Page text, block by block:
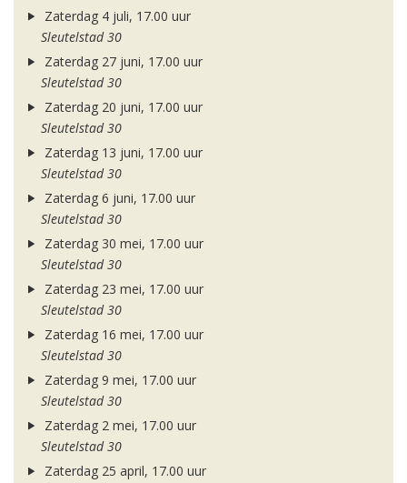
Zaterdag 4 juli, 17.00 uur
Sleutelstad 30
Zaterdag 27 juni, 17.00 uur
Sleutelstad 30
Zaterdag 20 juni, 17.00 uur
Sleutelstad 30
Zaterdag 13 juni, 17.00 uur
Sleutelstad 30
Zaterdag 6 juni, 17.00 uur
Sleutelstad 30
Zaterdag 30 mei, 17.00 uur
Sleutelstad 30
Zaterdag 23 mei, 17.00 uur
Sleutelstad 30
Zaterdag 16 mei, 17.00 uur
Sleutelstad 30
Zaterdag 9 mei, 17.00 uur
Sleutelstad 30
Zaterdag 2 mei, 17.00 uur
Sleutelstad 30
Zaterdag 25 april, 17.00 uur